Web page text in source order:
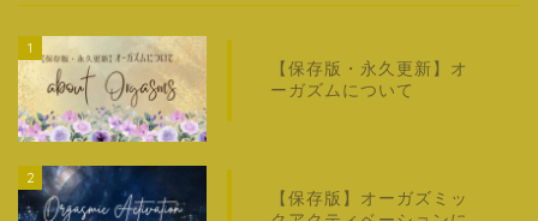
1
【保存版・永久更新】オ
ーガズムについて
2
【保存版】オーガズミッ